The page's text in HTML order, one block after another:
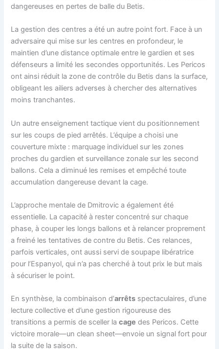
dangereuses en pertes de balle du Betis.
La gestion des centres a été un autre point fort. Face à un
adversaire qui mise sur les centres en profondeur, le
maintien d’une distance optimale entre le gardien et ses
défenseurs a limité les secondes opportunités. Les Pericos
ont ainsi réduit la zone de contrôle du Betis dans la surface,
obligeant les ailiers adverses à chercher des alternatives
moins tranchantes.
Un autre enseignement tactique vient du positionnement
sur les coups de pied arrêtés. L’équipe a choisi une
couverture mixte : marquage individuel sur les zones
proches du gardien et surveillance zonale sur les second
ballons. Cela a diminué les remises et empêché toute
accumulation dangereuse devant la cage.
L’approche mentale de Dmitrovic a également été
essentielle. La capacité à rester concentré sur chaque
phase, à couper les longs ballons et à relancer proprement
a freiné les tentatives de contre du Betis. Ces relances,
parfois verticales, ont aussi servi de soupape libératrice
pour l’Espanyol, qui n’a pas cherché à tout prix le but mais
à sécuriser le point.
En synthèse, la combinaison d’arrêts spectaculaires, d’une
lecture collective et d’une gestion rigoureuse des
transitions a permis de sceller lacage des Pericos. Cette
victoire morale—un clean sheet—envoie un signal fort pour
la suite de la saison.